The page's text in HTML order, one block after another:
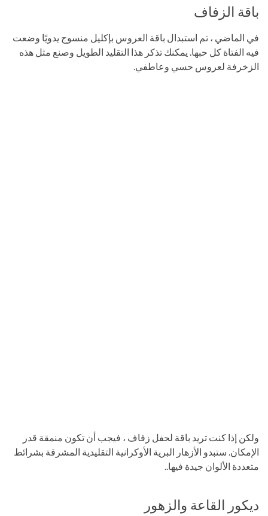
باقة الزفاف
في الماضي ، تم استبدال باقة العروس بإكليل منسوج يدويًا وضعت
فيه الفتاة كل حبها. يمكنك تذكر هذا التقليد الطويل وصنع مثل هذه
الزخرفة لعروس حسي وعاطفي.
ولكن إذا كنت تريد باقة لحفل زفاف ، فيجب أن تكون منمقة قدر
الإمكان. ستبدو الأزهار البرية الأوكرانية التقليدية المشرقة بشرائط
متعددة الألوان جيدة فيها..
ديكور القاعة والزهور